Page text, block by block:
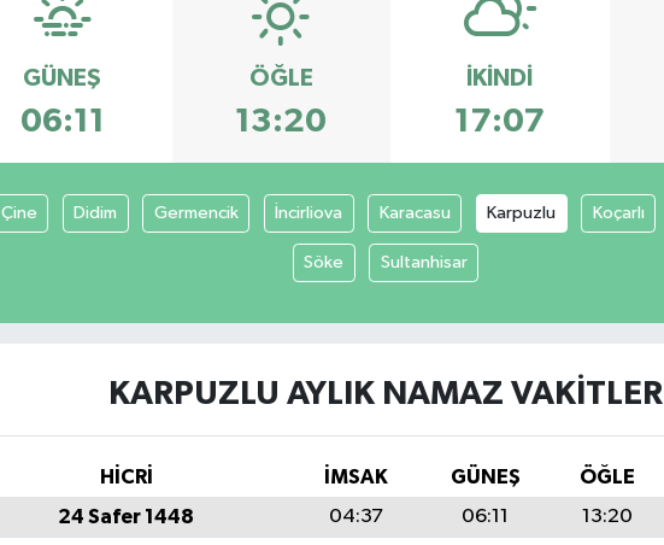
GÜNEŞ
06:11
ÖĞLE
13:20
İKINDI
17:07
Çine Didim Germencik İncirliova Karacasu Karpuzlu Koçarlı
Söke Sultanhisar
KARPUZLU AYLIK NAMAZ VAKITLERI
HİCRİ İMSAK GÜNEŞ ÖĞLE
24 Safer 1448 04:37 06:11 13:20